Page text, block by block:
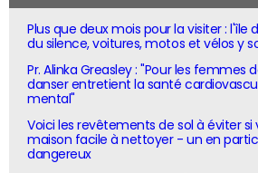
Plus que deux mois pour la visiter : l'île
du silence, voitures, motos et vélos y
Pr. Alinka Greasley : "Pour les femmes
danser entretient la santé
mental"
Voici les revêtements de sol à éviter si
maison facile à nettoyer - un en
dangereux